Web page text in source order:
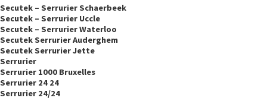
Secutek – Serrurier Schaerbeek
Secutek – Serrurier Uccle
Secutek – Serrurier Waterloo
Secutek Serrurier Auderghem
Secutek Serrurier Jette
Serrurier
Serrurier 1000 Bruxelles
Serrurier 24 24
Serrurier 24/24